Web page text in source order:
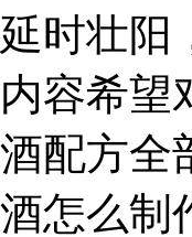
延时壮阳
内容希望
酒配方全
酒怎么制